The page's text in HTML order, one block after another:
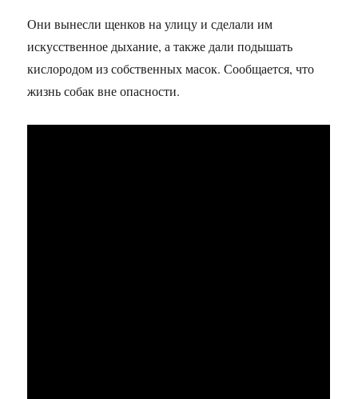
Они вынесли щенков на улицу и сделали им
искусственное дыхание, а также дали подышать
кислородом из собственных масок. Сообщается, что
жизнь собак вне опасности.